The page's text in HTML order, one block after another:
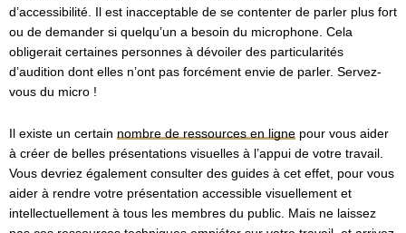
d’accessibilité. Il est inacceptable de se contenter de parler plus fort
ou de demander si quelqu’un a besoin du microphone. Cela
obligerait certaines personnes à dévoiler des particularités
d’audition dont elles n’ont pas forcément envie de parler. Servez-
vous du micro !
Il existe un certain nombre de ressources en ligne pour vous aider
à créer de belles présentations visuelles à l’appui de votre travail.
Vous devriez également consulter des guides à cet effet, pour vous
aider à rendre votre présentation accessible visuellement et
intellectuellement à tous les membres du public. Mais ne laissez